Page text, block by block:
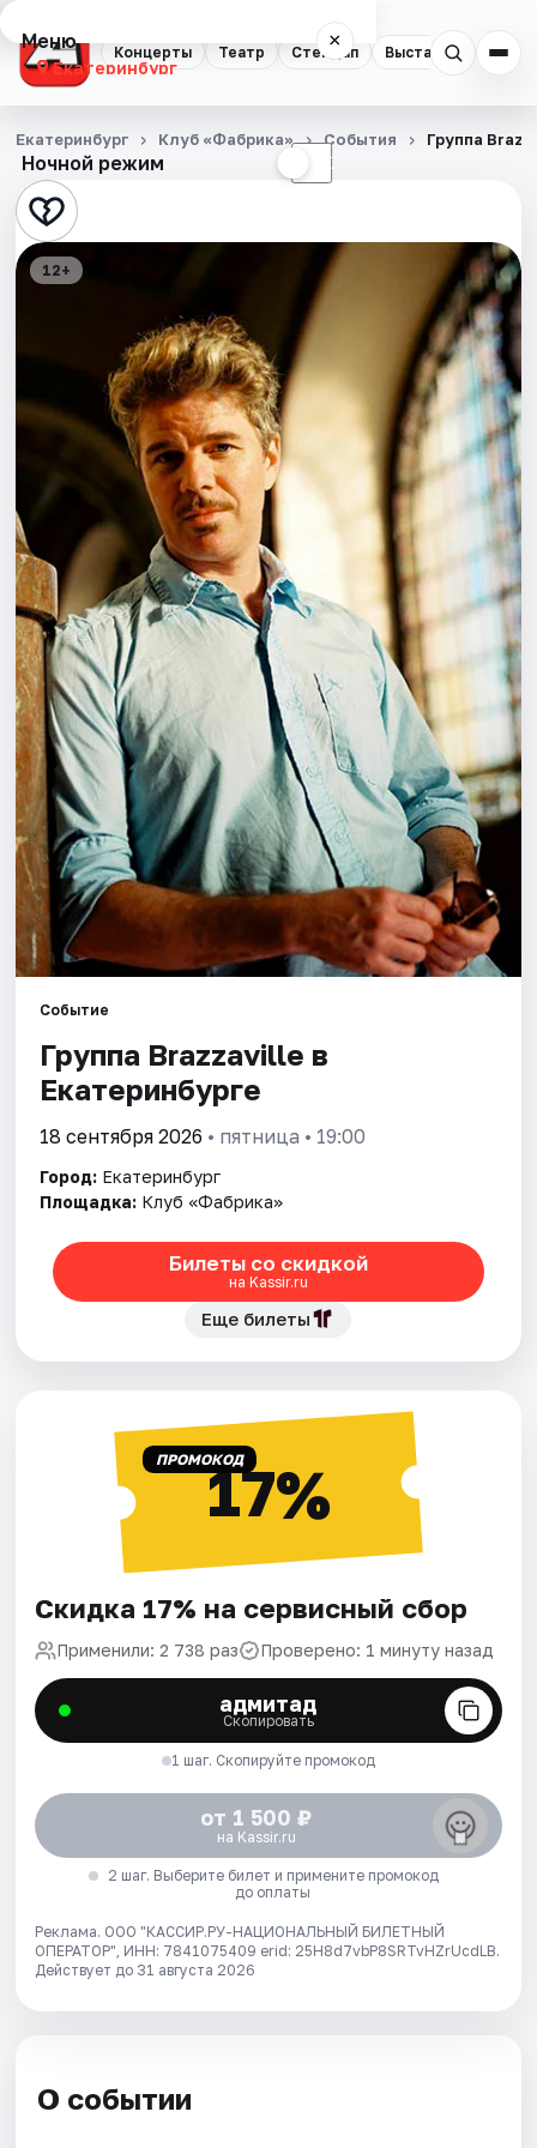
Концерты Театр Стендап Выставки
Меню ×
Екатеринбург
Концерты
Театр
Стендап
Экскурсии
Города
Площадки
Артисты
Рейтинги
Ночной режим ☾
Екатеринбург Клуб «Фабрика» События Группа
12+
Событие
Группа Brazzaville в
Екатеринбурге
18 сентября 2026 • пятница • 19:00
Город: Екатеринбург
Площадка: Клуб «Фабрика»
Билеты со скидкой
на Kassir.ru
Еще билеты
ПРОМОКОД17%
Скидка 17% на сервисный сбор
Применили: 2 738 раз Проверено: 1 минуту назад
адмитад
Скопировать
1 шаг. Скопируйте промокод
от 1 500 ₽
на Kassir.ru
2 шаг. Выберите билет и примените промокод
до оплаты
Реклама. ООО "КАССИР.РУ-НАЦИОНАЛЬНЫЙ БИЛЕТНЫЙ
ОПЕРАТОР", ИНН: 7841075409 erid: 25H8d7vbP8SRTvHZrUcdLB.
Действует до 31 августа 2026
О событии